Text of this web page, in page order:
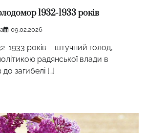
1932-1933 років
09.02.2026
1933 років – штучний голод,
радянської влади в
до загибелі […]